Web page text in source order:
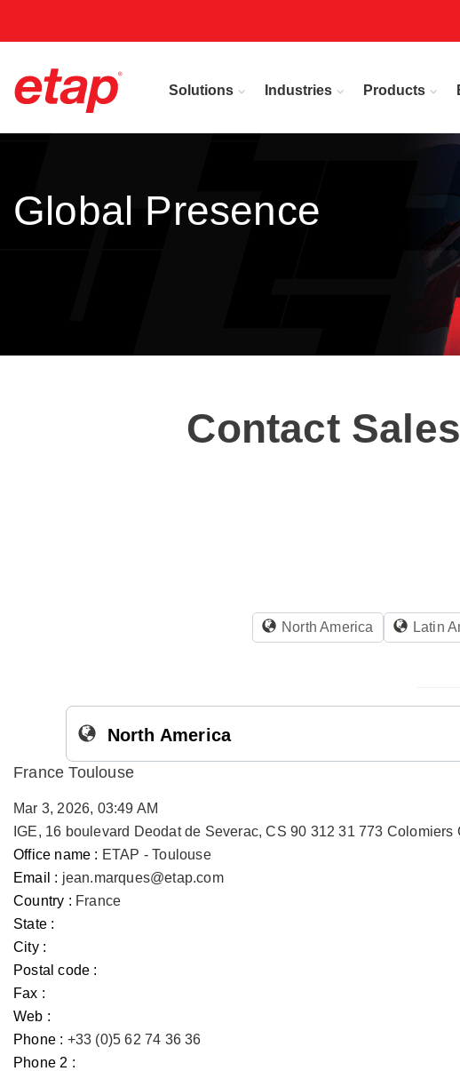
Solutions Industries Products
Global Presence
Contact
North America Latin
North America
France Toulouse
Mar 3, 2026, 03:49 AM
IGE, 16 boulevard Deodat de Severac, CS 90 312 31 773 Colomiers
Office name : ETAP - Toulouse
Email : jean.marques@etap.com
Country : France
State :
City :
Postal code :
Fax :
Web :
Phone : +33 (0)5 62 74 36 36
Phone 2 :